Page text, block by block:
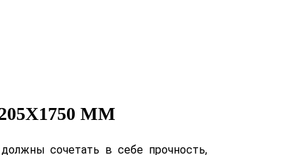
ММ
сочетать в себе прочность,